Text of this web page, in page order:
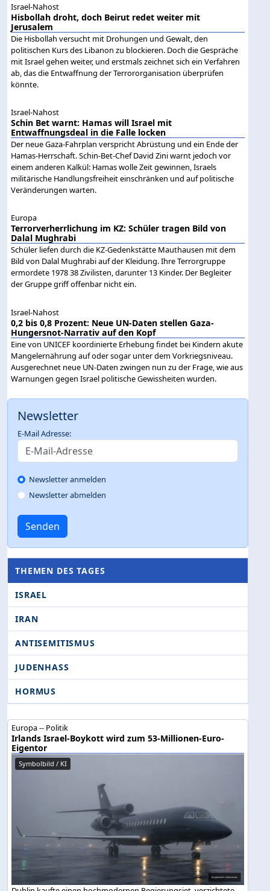
Israel-Nahost
Hisbollah droht, doch Beirut redet weiter mit
Jerusalem
Die Hisbollah versucht mit Drohungen und Gewalt, den
politischen Kurs des Libanon zu blockieren. Doch die Gespräche
mit Israel gehen weiter, und erstmals zeichnet sich ein Verfahren
ab, das die Entwaffnung der Terrororganisation überprüfen
könnte.
Israel-Nahost
Schin Bet warnt: Hamas will Israel mit
Entwaffnungsdeal in die Falle locken
Der neue Gaza-Fahrplan verspricht Abrüstung und ein Ende der
Hamas-Herrschaft. Schin-Bet-Chef David Zini warnt jedoch vor
einem anderen Kalkül: Hamas wolle Zeit gewinnen, Israels
militärische Handlungsfreiheit einschränken und auf politische
Veränderungen warten.
Europa
Terrorverherrlichung im KZ: Schüler tragen Bild von
Dalal Mughrabi
Schüler liefen durch die KZ-Gedenkstätte Mauthausen mit dem
Bild von Dalal Mughrabi auf der Kleidung. Ihre Terrorgruppe
ermordete 1978 38 Zivilisten, darunter 13 Kinder. Der Begleiter
der Gruppe griff offenbar nicht ein.
Israel-Nahost
0,2 bis 0,8 Prozent: Neue UN-Daten stellen Gaza-
Hungersnot-Narrativ auf den Kopf
Eine von UNICEF koordinierte Erhebung findet bei Kindern akute
Mangelernährung auf oder sogar unter dem Vorkriegsniveau.
Ausgerechnet neue UN-Daten zwingen nun zu der Frage, wie aus
Warnungen gegen Israel politische Gewissheiten wurden.
Newsletter
E-Mail Adresse:
Newsletter anmelden
Newsletter abmelden
Senden
THEMEN DES TAGES
ISRAEL
IRAN
ANTISEMITISMUS
JUDENHASS
HORMUS
Europa -- Politik
Irlands Israel-Boykott wird zum 53-Millionen-Euro-
Eigentor
Symbolbild / KI